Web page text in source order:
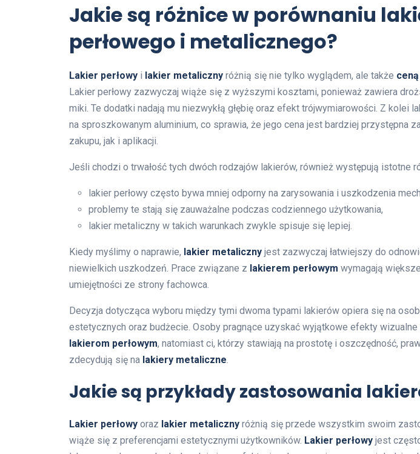
Jakie są różnice w porównaniu
perłowego i metalicznego?
Lakier perłowy i lakier metaliczny różnią się nie tylko wyglądem, ale także ceną
Lakier perłowy zazwyczaj wiąże się z wyższymi kosztami, ponieważ zawiera
miki. Te dodatki nadają mu niezwykłą głębię oraz efekt trójwymiarowości. Z kolei
na sproszkowanym aluminium, co sprawia, że jego cena jest bardziej przystępna
zakupu, jak i aplikacji.
Jeśli chodzi o trwałość tych dwóch rodzajów lakierów, również występują istotne
lakier perłowy często bywa mniej odporny na zarysowania i uszkodzenia
problemy te stają się zauważalne podczas codziennego użytkowania,
lakier metaliczny w takich warunkach zwykle spisuje się lepiej.
Kiedy myślimy o naprawie, lakier metaliczny jest zazwyczaj łatwiejszy do
niewielkich uszkodzeń. Prace związane z lakierem perłowym wymagają
umiejętności ze strony fachowca.
Decyzja dotycząca wyboru między tymi dwoma typami lakierów opiera się na
estetycznych oraz budżecie. Osoby pragnące uzyskać wyjątkowe efekty wizualne
lakierom perłowym, natomiast ci, którzy stawiają na prostotę i oszczędność,
zdecydują się na lakiery metaliczne
Jakie są przykłady zastosowania
Lakier perłowy oraz lakier metaliczny różnią się przede wszystkim swoim
wiąże się z preferencjami estetycznymi użytkowników. Lakier perłowy jest